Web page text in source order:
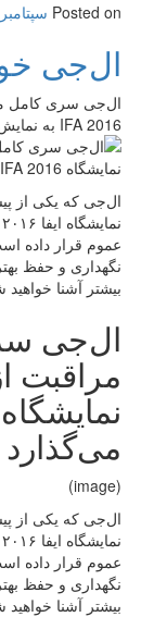
Posted on سپتامبر 4, 2016
ال‌جی
ال‌جی سری کامل
IFA 2016 به نمایش می‌گذارد
ال‌جی که یکی از
عموم قرار داده
نگهداری و حفظ
بیشتر آشنا خواهید
ال‌جی
مراقبت
می‌گذارد
(image)
ال‌جی که یکی از
عموم قرار داده
نگهداری و حفظ
بیشتر آشنا خواهید